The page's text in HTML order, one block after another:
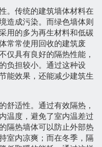
。传统的建筑墙体材料在
造成污染。而绿色墙体则
用的多为再生材料和低碳
常常使用回收的建筑废
仅具有良好的隔热性能，
负担较小。通过这种设
能效果，还能减少建筑生
舒适性。通过有效隔热，
温度，避免了室内温差过
隔热墙体可以防止外部热
室内凉爽；而在冬季，隔